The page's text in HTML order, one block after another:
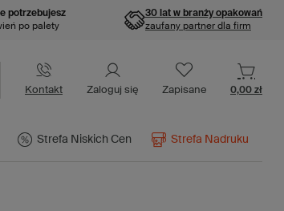
potrzebujesz
po palety
30 lat w branży opakowań
zaufany partner dla firm
Kontakt Zaloguj się Zapisane 0,00 zł
Strefa Niskich Cen Strefa Nadruku